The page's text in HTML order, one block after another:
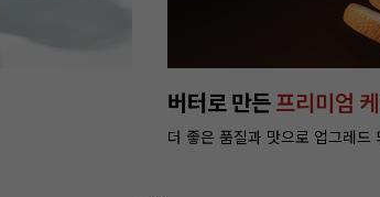
단 4일, 버터 쟁여둘 기
특별 할인가 만나러 가기 >